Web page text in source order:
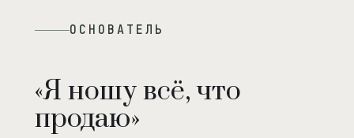
ОСНОВАТЕЛЬ
«Я ношу всё, что
продаю»